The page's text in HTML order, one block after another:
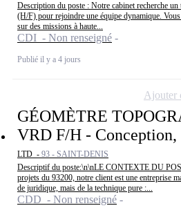
Description du poste : Notre cabinet recherche
(H/F) pour rejoindre une équipe dynamique.
sur des missions à haute...
CDI - Non renseigné
Publié il y a 4 jours
GÉOMÈTRE
VRD F/H - Conception,
LTD - 93 - SAINT-DENIS
Descriptif du poste:\n\nLE CONTEXTE DU
projets du 93200, notre client est une entreprise
de juridique, mais de la technique pure :...
CDD - Non renseigné
Ajouter